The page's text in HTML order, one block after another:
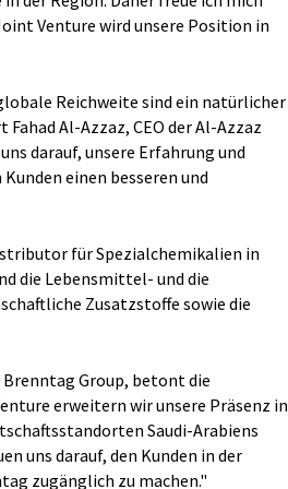
Venture wird unsere Position in
Reichweite sind ein natürlicher
Al-Azzaz, CEO der Al-Azzaz
darauf, unsere Erfahrung und
einen besseren und
für Spezialchemikalien in
die Lebensmittel- und die
Zusatzstoffe sowie die
Brenntag Group, betont die
erweitern wir unsere Präsenz in
Saudi-Arabiens
uns darauf, den Kunden in der
zugänglich zu machen."